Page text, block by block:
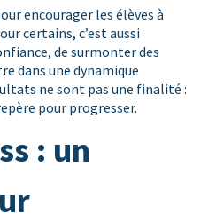
encourager les élèves à
certains, c’est aussi
de surmonter des
dans une dynamique
ne sont pas une finalité :
pour progresser.
: un